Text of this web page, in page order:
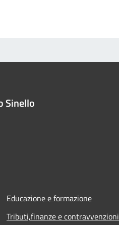
Sinello
Educazione e formazione
Tributi,finanze e contravvenzioni